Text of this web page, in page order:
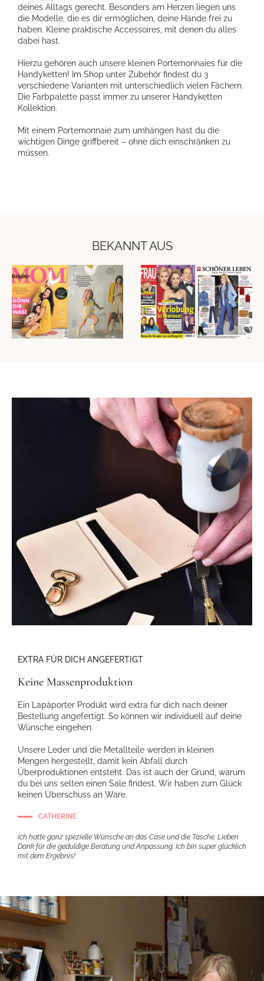
deines Alltags gerecht. Besonders am Herzen liegen uns
die Modelle, die es dir ermöglichen, deine Hände frei zu
haben. Kleine praktische Accessoires, mit denen du alles
dabei hast.
Hierzu gehören auch unsere kleinen Portemonnaies für die
Handyketten! Im Shop unter Zubehör findest du 3
verschiedene Varianten mit unterschiedlich vielen Fächern.
Die Farbpalette passt immer zu unserer Handyketten
Kollektion.
Mit einem Portemonnaie zum umhängen hast du die
wichtigen Dinge griffbereit – ohne dich einschränken zu
müssen.
BEKANNT AUS
EXTRA FÜR DICH ANGEFERTIGT
Keine Massenproduktion
Ein Lapàporter Produkt wird extra für dich nach deiner
Bestellung angefertigt. So können wir individuell auf deine
Wünsche eingehen.
Unsere Leder und die Metallteile werden in kleinen
Mengen hergestellt, damit kein Abfall durch
Überproduktionen entsteht. Das ist auch der Grund, warum
du bei uns selten einen Sale findest. Wir haben zum Glück
keinen Überschuss an Ware.
CATHERINE
Ich hatte ganz spezielle Wünsche an das Case und die Tasche. Lieben
Dank für die geduldige Beratung und Anpassung. Ich bin super glücklich
mit dem Ergebnis!